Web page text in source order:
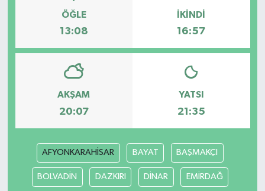
ÖĞLE
13:08
İKINDI
16:57
AKŞAM
20:07
YATSI
21:35
AFYONKARAHİSAR BAYAT BAŞMAKÇI
BOLVADİN DAZKIRI DİNAR EMİRDAĞ